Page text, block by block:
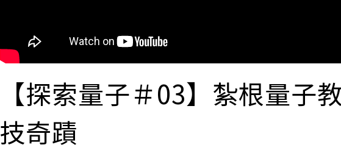
【探索量子＃03】紮根量子
技奇蹟